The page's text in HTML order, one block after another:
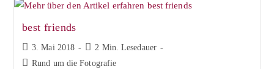
best friends
Beitrag
veröffentlicht:
3. Mai 2018 Lesedauer:
2 Min. Lesedauer
Beitrags-
Rund um die Fotografie